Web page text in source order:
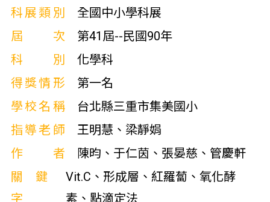
科展類別
全國中小學科展
屆次
第41屆--民國90年
科別
化學科
得獎情形
第一名
學校名稱
台北縣三重市集美國小
指導老師
王明慧、梁靜娟
作者
陳昀、于仁茵、張晏慈、管慶軒
關鍵
字
Vit.C、形成層、紅羅蔔、氧化酵
素、點滴定法